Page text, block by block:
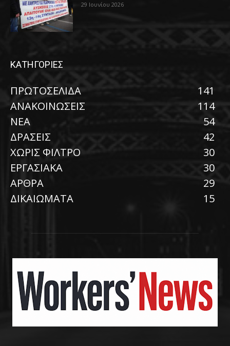
29 Ιουνίου 2026
ΚΑΤΗΓΟΡΙΕΣ
ΠΡΩΤΟΣΕΛΙΔΑ
141
ΑΝΑΚΟΙΝΩΣΕΙΣ
114
ΝΕΑ
54
ΔΡΑΣΕΙΣ
42
ΧΩΡΙΣ ΦΙΛΤΡΟ
30
ΕΡΓΑΣΙΑΚΑ
30
ΑΡΘΡΑ
29
ΔΙΚΑΙΩΜΑΤΑ
15